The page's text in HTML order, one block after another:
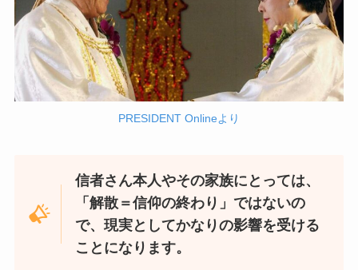
PRESIDENT Onlineより
信者さん本人やその家族にとっては、
「解散＝信仰の終わり」ではないの
で、現実としてかなりの影響を受ける
ことになります。